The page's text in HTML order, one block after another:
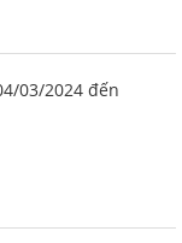
03/2024 đến